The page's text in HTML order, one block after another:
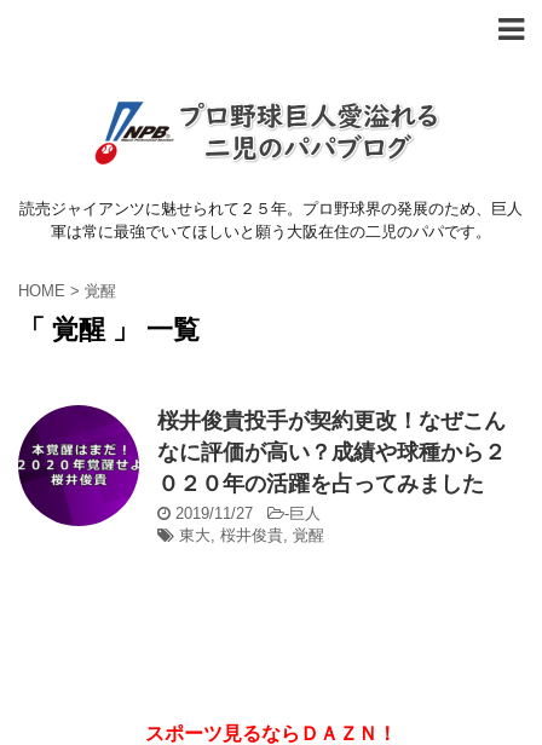
読売ジャイアンツに魅せられて２５年。プロ野球界の発展のため、巨人
軍は常に最強でいてほしいと願う大阪在住の二児のパパです。
HOME > 覚醒
「 覚醒 」 一覧
桜井俊貴投手が契約更改！なぜこん
なに評価が高い？成績や球種から２
０２０年の活躍を占ってみました
2019/11/27 -巨人
東大, 桜井俊貴, 覚醒
スポーツ見るならＤＡＺＮ！